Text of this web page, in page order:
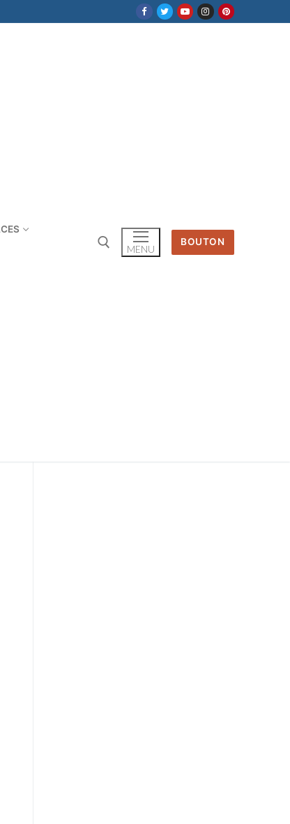
MENU
BOUTON